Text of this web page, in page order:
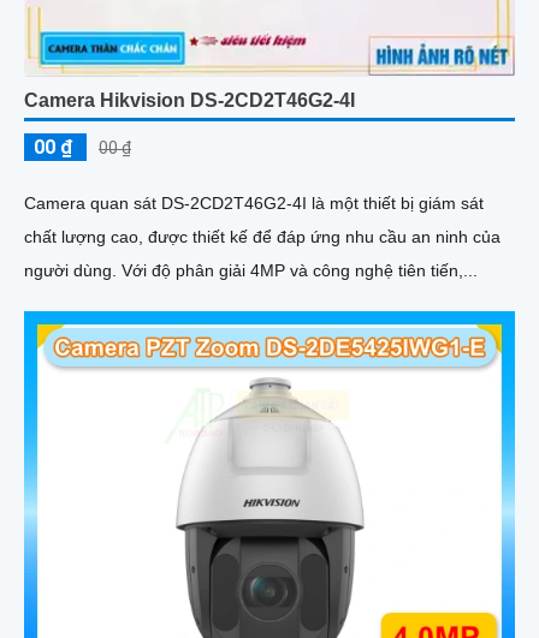
Camera Hikvision DS-2CD2T46G2-4I
00 ₫ 00 ₫
Camera quan sát DS-2CD2T46G2-4I là một thiết bị giám sát
chất lượng cao, được thiết kế để đáp ứng nhu cầu an ninh của
người dùng. Với độ phân giải 4MP và công nghệ tiên tiến,...